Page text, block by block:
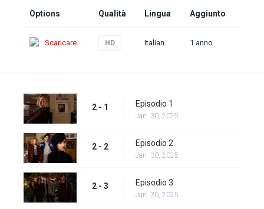
Options Qualità Lingua Aggiunto
Scaricare HD Italian 1 anno
2 - 1 Episodio 1
Jan. 30, 2025
2 - 2 Episodio 2
Jan. 30, 2025
2 - 3 Episodio 3
Jan. 30, 2025